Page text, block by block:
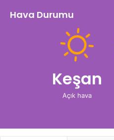
Hava Durumu
Keşan
Açık hava